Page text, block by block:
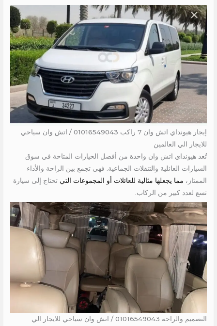
إيجار هيونداي اتش وان 7 راكب 01016549043 / اتش وان سياحي
للايجار الي العالمين
تُعد هيونداي اتش وان واحدة من أفضل الخيارات المتاحة في سوق
السيارات العائلية والتنقلات الجماعية. فهي تجمع بين الراحة والأداء
الممتاز، مما يجعلها مثالية للعائلات أو المجموعات التيتحتاج إلى سيارة
تسع لعدد كبير من الركاب.
التصميم والراحة 01016549043 / اتش وان سياحي للايجار الي